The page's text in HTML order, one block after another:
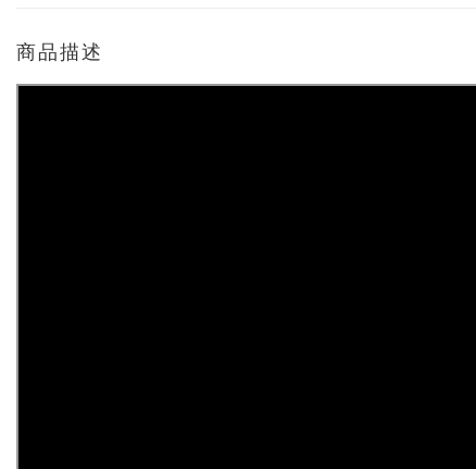
商品描述